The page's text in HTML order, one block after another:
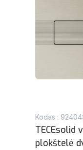
Kodas :
TECEsolid
plokštelė